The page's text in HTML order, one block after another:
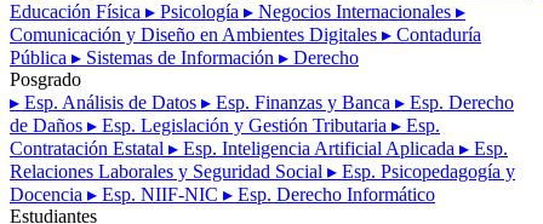
Educación Física ▸ Psicología ▸ Negocios Internacionales ▸
Comunicación y Diseño en Ambientes Digitales ▸ Contaduría
Pública ▸ Sistemas de Información ▸ Derecho
Posgrado
▸ Esp. Análisis de Datos ▸ Esp. Finanzas y Banca ▸ Esp. Derecho
de Daños ▸ Esp. Legislación y Gestión Tributaria ▸ Esp.
Contratación Estatal ▸ Esp. Inteligencia Artificial Aplicada ▸ Esp.
Relaciones Laborales y Seguridad Social ▸ Esp. Psicopedagogía y
Docencia ▸ Esp. NIIF-NIC ▸ Esp. Derecho Informático
Estudiantes